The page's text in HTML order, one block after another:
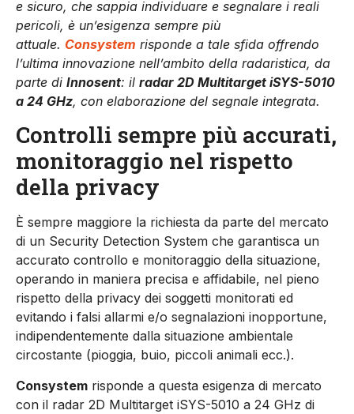
e sicuro, che sappia individuare e segnalare i reali
pericoli, è un’esigenza sempre più
attuale. Consystem risponde a tale sfida offrendo
l’ultima innovazione nell’ambito della radaristica, da
parte di Innosent: il radar 2D Multitarget iSYS-5010
a 24 GHz, con elaborazione del segnale integrata.
Controlli sempre più accurati,
monitoraggio nel rispetto
della privacy
È sempre maggiore la richiesta da parte del mercato
di un Security Detection System che garantisca un
accurato controllo e monitoraggio della situazione,
operando in maniera precisa e affidabile, nel pieno
rispetto della privacy dei soggetti monitorati ed
evitando i falsi allarmi e/o segnalazioni inopportune,
indipendentemente dalla situazione ambientale
circostante (pioggia, buio, piccoli animali ecc.).
Consystem risponde a questa esigenza di mercato
con il radar 2D Multitarget iSYS-5010 a 24 GHz di